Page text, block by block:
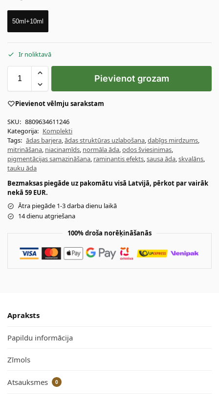
50ml+10ml
Ir noliktavā
Pievienot grozam
Pievienot vēlmju sarakstam
SKU: 8809634611246
Kategorija: Komplekti
Tags: ādas barjera,ādas struktūras uzlabošana,dabīgs mirdzums,
mitrināšana, niacinamīds, normāla āda,odos šviesinimas,
pigmentācijas samazināšana, raminantis efekts,sausa āda,skvalāns,
tauku āda
Bezmaksas piegāde uz pakomātu visā Latvijā, pērkot par vairāk
nekā 59 EUR.
Ātra piegāde 1-3 darba dienu laikā
14 dienu atgriešana
100% droša norēķināšanās
Apraksts
Papildu informācija
Zīmols
Atsauksmes 0